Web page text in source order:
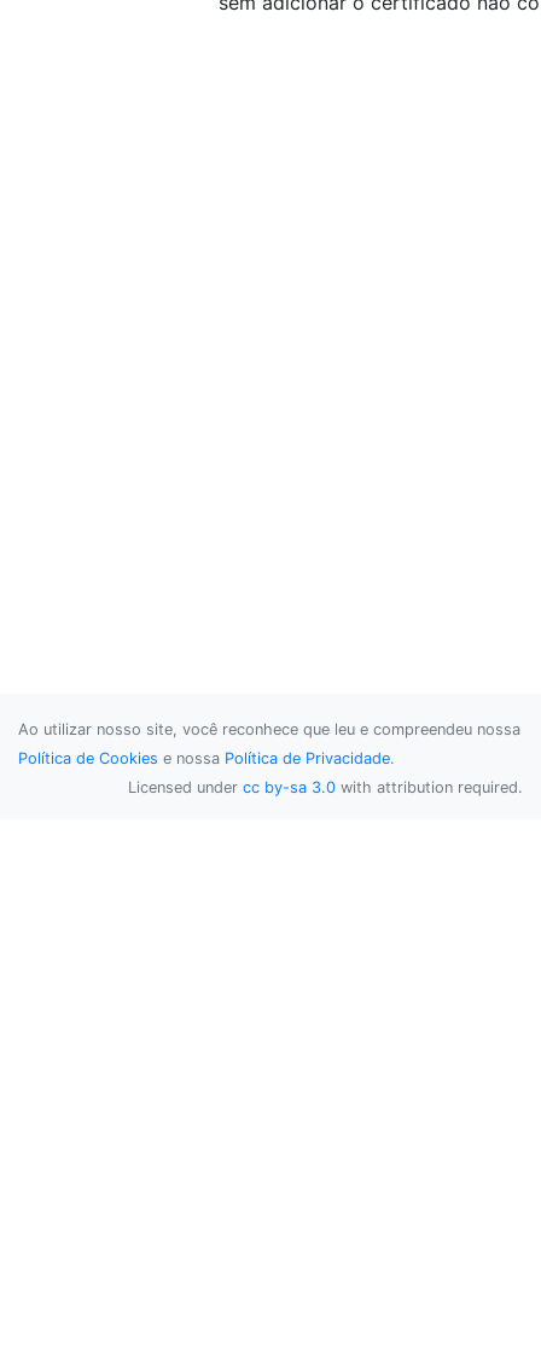
Ao utilizar nosso site, você reconhece que leu e compreendeu nossa
Política de Cookies e nossa Política de Privacidade.
Licensed under cc by-sa 3.0 with attribution required.